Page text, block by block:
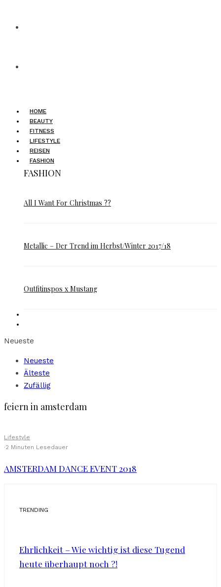
HOME
BEAUTY
FITNESS
LIFESTYLE
REISEN
FASHION
FASHION
All I Want For Christmas ??
Metallic – Der Trend im Herbst/Winter 2017/18
Outfitinspos x Mustang
Neueste
Neueste
Älteste
Zufällig
feiern in amsterdam
Lifestyle
·2 Minuten Lesedauer
AMSTERDAM DANCE EVENT 2018
TRENDING
Ehrlichkeit – Wie wichtig ist diese Tugend
heute überhaupt noch ?!